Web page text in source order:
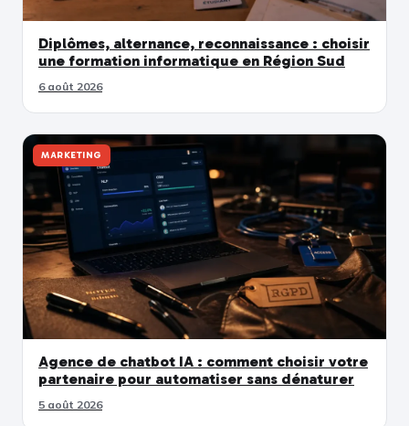
Diplômes, alternance, reconnaissance : choisir
une formation informatique en Région Sud
6 août 2026
MARKETING
Agence de chatbot IA : comment choisir votre
partenaire pour automatiser sans dénaturer
5 août 2026